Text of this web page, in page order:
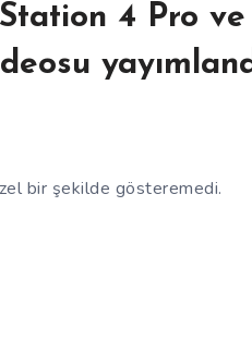
4 Pro
bir şekilde gösteremedi.